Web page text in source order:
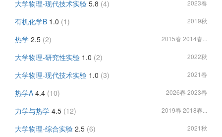
大学物理-现代技术实验 5.8 (4) 2023春
有机化学B 1.0 (1) 2019秋
热学 2.5 (2) 2015春 2014春...
大学物理-研究性实验 1.0 (2) 2022秋
大学物理-现代技术实验 1.0 (3) 2021春
热学A 4.4 (10) 2026春 2023春
力学与热学 4.5 (12) 2019春 2018春...
大学物理-综合实验 2.5 (6) 2021秋